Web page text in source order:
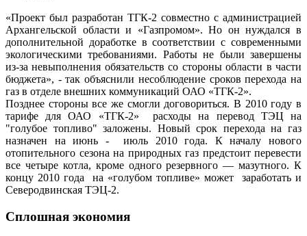
«Проект был разработан ТГК-2 совместно с администрацией
Архангельской области и «Газпромом». Но он нуждался в
дополнительной доработке в соответствии с современными
экологическими требованиями. Работы не были завершены
из-за невыполнения обязательств со стороны области в части
бюджета», - так объяснили несоблюдение сроков перехода на
газ в отделе внешних коммуникаций ОАО «ТГК-2».
Позднее стороны все же смогли договориться. В 2010 году в
тарифе для ОАО «ТГК-2» расходы на перевод ТЭЦ на
"голубое топливо" заложены. Новый срок перехода на газ
назначен на июнь - июль 2010 года. К началу нового
отопительного сезона на природных газ предстоит перевести
все четыре котла, кроме одного резервного — мазутного. К
концу 2010 года на «голубом топливе» может заработать и
Северодвинская ТЭЦ-2.
Сплошная экономия